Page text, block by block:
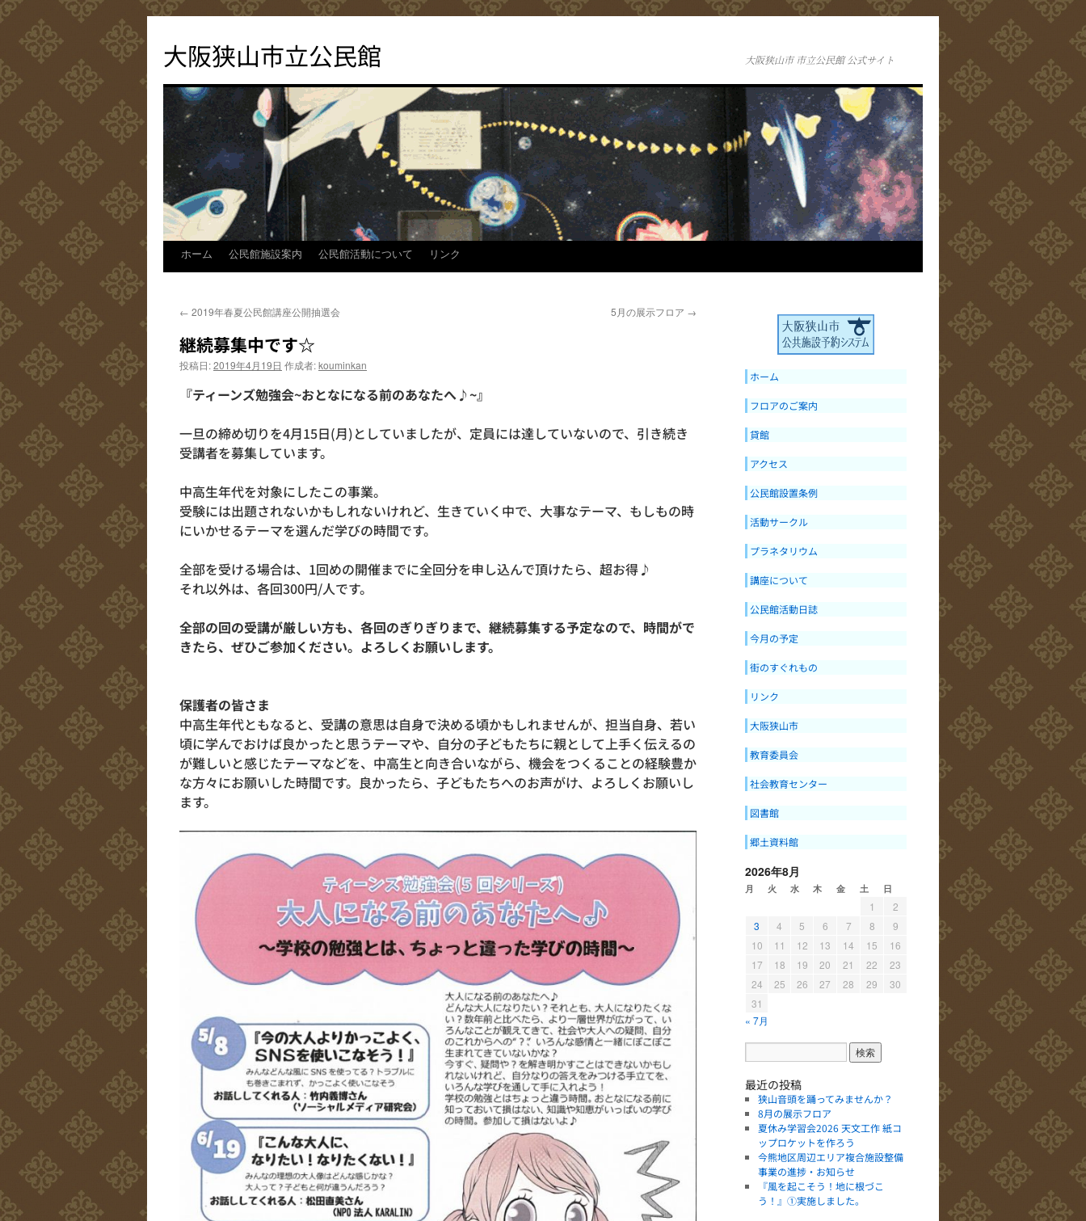
テ
ン
へ
ッ
大阪狭山市立公民館 大阪狭山市 市立公民館 公式サイト
ホーム 公民館施設案内 公民館活動について リンク
← 2019年春夏公民館講座公開抽選会 5月の展示フロア →
継続募集中です☆
投稿日:2019年4月19日 作成者:kouminkan
『ティーンズ勉強会~おとなになる前のあなたへ♪~』
一旦の締め切りを4月15日(月)としていましたが、定員には達していないので、引き続き
受講者を募集しています。
中高生年代を対象にしたこの事業。
受験には出題されないかもしれないけれど、生きていく中で、大事なテーマ、もしもの時
にいかせるテーマを選んだ学びの時間です。
全部を受ける場合は、1回めの開催までに全回分を申し込んで頂けたら、超お得♪
それ以外は、各回300円/人です。
全部の回の受講が厳しい方も、各回のぎりぎりまで、継続募集する予定なので、時間がで
きたら、ぜひご参加ください。よろしくお願いします。
保護者の皆さま
中高生年代ともなると、受講の意思は自身で決める頃かもしれませんが、担当自身、若い
頃に学んでおけば良かったと思うテーマや、自分の子どもたちに親として上手く伝えるの
が難しいと感じたテーマなどを、中高生と向き合いながら、機会をつくることの経験豊か
な方々にお願いした時間です。良かったら、子どもたちへのお声がけ、よろしくお願いし
ます。
ホーム
フロアのご案内
貸館
アクセス
公民館設置条例
活動サークル
プラネタリウム
講座について
公民館活動日誌
今月の予定
街のすぐれもの
リンク
大阪狭山市
教育委員会
社会教育センター
図書館
郷土資料館
2026年8月
月 火 水 木 金 土 日
1
2
3
4 5 6 7 8
9
10
11 12 13 14 15
16
17
18 19 20 21 22
23
24
25 26 27 28 29
30
31
« 7月
最近の投稿
狭山音頭を踊ってみませんか？
8月の展示フロア
夏休み学習会2026 天文工作 紙コ
ップロケットを作ろう
今熊地区周辺エリア複合施設整備
事業の進捗・お知らせ
『風を起こそう！地に根づこ
う！』①実施しました。